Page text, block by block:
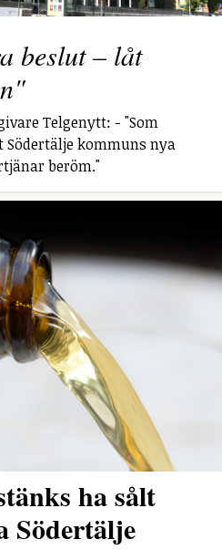
beslut – låt
Telgenytt: - "Som
kommuns nya
beröm."
ha sålt
Södertälje